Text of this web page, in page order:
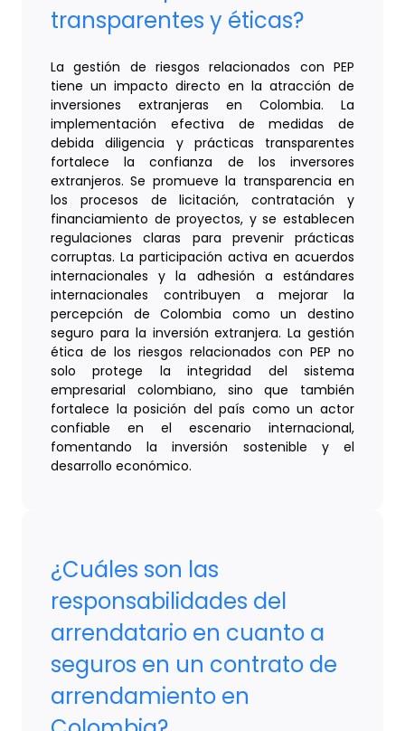
transparentes y éticas?
La gestión de riesgos relacionados con PEP
tiene un impacto directo en la atracción de
inversiones extranjeras en Colombia. La
implementación efectiva de medidas de
debida diligencia y prácticas transparentes
fortalece la confianza de los inversores
extranjeros. Se promueve la transparencia en
los procesos de licitación, contratación y
financiamiento de proyectos, y se establecen
regulaciones claras para prevenir prácticas
corruptas. La participación activa en acuerdos
internacionales y la adhesión a estándares
internacionales contribuyen a mejorar la
percepción de Colombia como un destino
seguro para la inversión extranjera. La gestión
ética de los riesgos relacionados con PEP no
solo protege la integridad del sistema
empresarial colombiano, sino que también
fortalece la posición del país como un actor
confiable en el escenario internacional,
fomentando la inversión sostenible y el
desarrollo económico.
¿Cuáles son las
responsabilidades del
arrendatario en cuanto a
seguros en un contrato de
arrendamiento en